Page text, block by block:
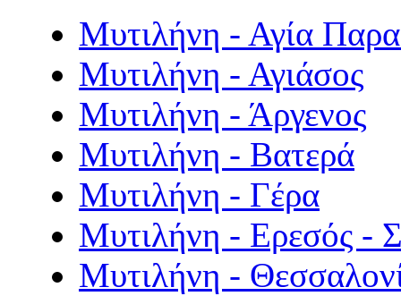
Μυτιλήνη - Αγία
Μυτιλήνη - Αγιάσος
Μυτιλήνη - Άργενος
Μυτιλήνη - Βατερά
Μυτιλήνη - Γέρα
Μυτιλήνη - Ερεσός -
Μυτιλήνη -